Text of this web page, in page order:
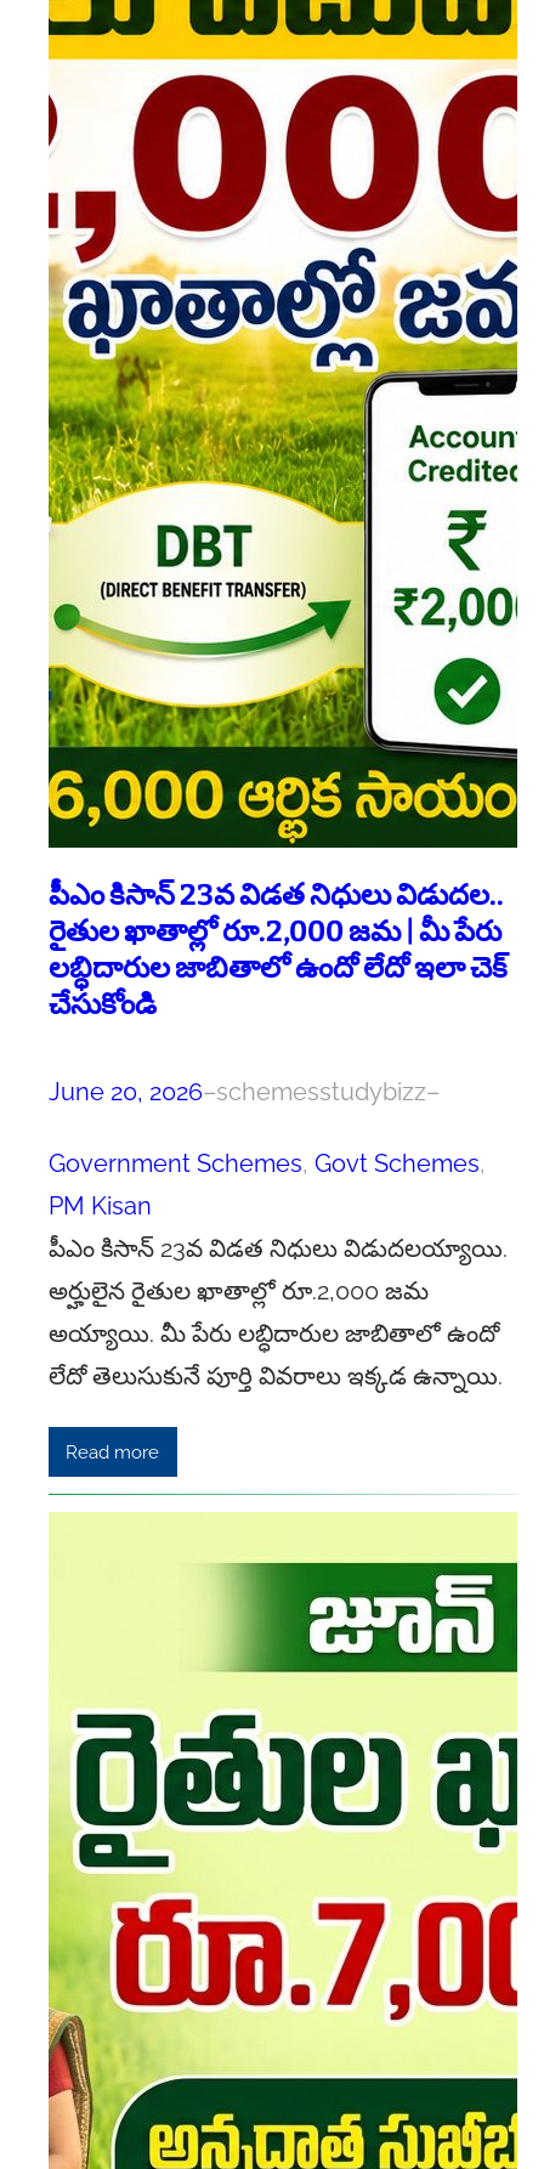
పీఎం కిసాన్ 23వ విడత నిధులు విడుదల..
రైతుల ఖాతాల్లో రూ.2,000 జమ | మీ పేరు
లబ్ధిదారుల జాబితాలో ఉందో లేదో ఇలా చెక్
చేసుకోండి
June 20, 2026–schemesstudybizz–
Government Schemes, Govt Schemes
PM Kisan
పీఎం కిసాన్ 23వ విడత నిధులు విడుదలయ్యాయి.
అర్హులైన రైతుల ఖాతాల్లో రూ.2,000 జమ
అయ్యాయి. మీ పేరు లబ్ధిదారుల జాబితాలో ఉందో
లేదో తెలుసుకునే పూర్తి వివరాలు ఇక్కడ ఉన్నాయి.
Read more